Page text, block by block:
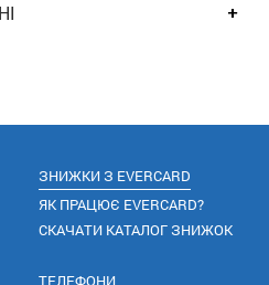
ЗНИЖКИ З EVERCARD
ЯК ПРАЦЮЄ EVERCARD?
СКАЧАТИ КАТАЛОГ ЗНИЖОК